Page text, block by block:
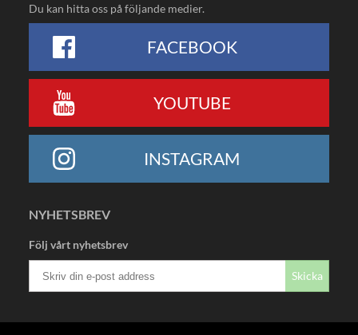
Du kan hitta oss på följande medier.
FACEBOOK
YOUTUBE
INSTAGRAM
NYHETSBREV
Följ vårt nyhetsbrev
Skicka